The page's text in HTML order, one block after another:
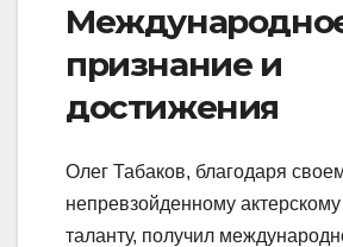
признание и
достижения
Олег Табаков, благодаря
непревзойденному
таланту, получил